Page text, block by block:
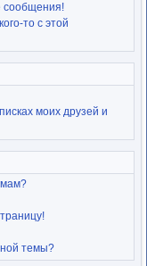
сообщения!
то с этой
моих друзей и
темы?